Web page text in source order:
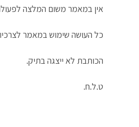
אין במאמר משום המלצה
כל העושה שימוש במאמר
הכותבת לא ייצגה בתיק.
ט.ל.ח.